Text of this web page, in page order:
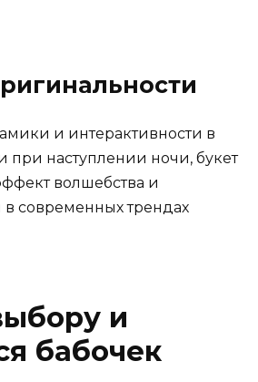
и интерактивности в
наступлении ночи, букет
волшебства и
современных трендах
и
бабочек